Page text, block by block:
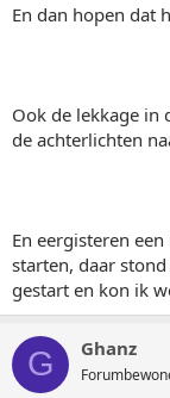
En dan hopen dat
Ook de lekkage in
de achterlichten
En eergisteren
starten, daar
gestart en kon ik
G Ghanz